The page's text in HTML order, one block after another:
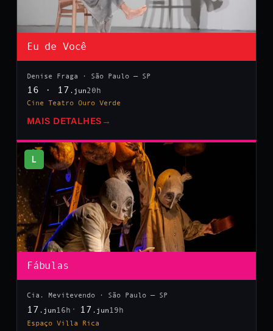
Eu de Você
Denise Fraga · São Paulo — SP
16 · 17 .jun20h
Cine Teatro Ouro Verde
MAIS DETALHES →
L
Fábulas
Cia. Mevitevendo · São Paulo — SP
17 .jun 16h 17 .jun 19h
Espaço Villa Rica